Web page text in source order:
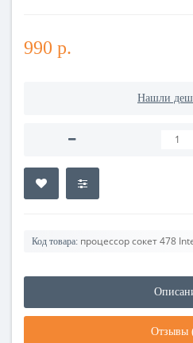
990 р.
Нашли
Код товара: процессор сокет 478
Отзывы